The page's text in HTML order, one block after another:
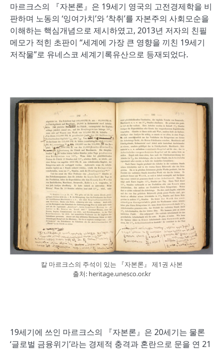
마르크스의 『자본론』은 19세기 영국의 고전경제학을 비
판하며 노동의 ‘잉여가치’와 ‘착취’를 자본주의 사회모순을
이해하는 핵심개념으로 제시하였고, 2013년 저자의 친필
메모가 적힌 초판이 “세계에 가장 큰 영향을 끼친 19세기
저작물”로 유네스코 세계기록유산으로 등재되었다.
칼 마르크스의 주석이 있는 『자본론』 제1권 사본
출처: heritage.unesco.or.kr
19세기에 쓰인 마르크스의 『자본론』은 20세기는 물론
‘글로벌 금융위기’라는 경제적 충격과 혼란으로 문을 연 21